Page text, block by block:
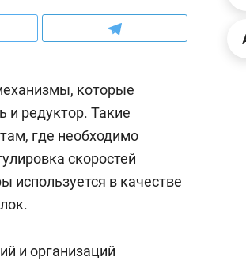
которые
и редуктор. Такие
где необходимо
скоростей
используется в качестве
и организаций
контрафакте,
без кредитов
рынки, почему надо
чем интересен Оман?